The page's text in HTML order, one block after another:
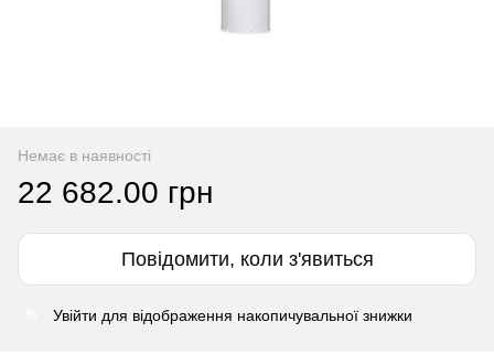
Немає в наявності
22 682.00 грн
Повідомити, коли з'явиться
Увійти для відображення накопичувальної знижки